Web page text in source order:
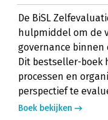
De BiSL
hulpmiddel om de
governance
Dit bestseller-boek
processen en
perspectief te
Boek bekijken